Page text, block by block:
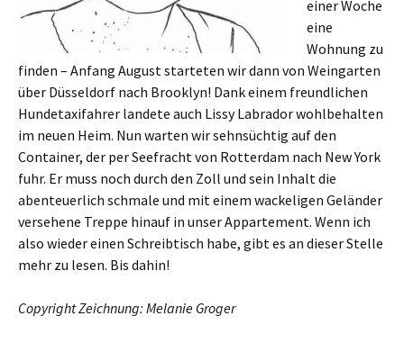
einer Woche
eine
Wohnung zu
finden – Anfang August starteten wir dann von Weingarten
über Düsseldorf nach Brooklyn! Dank einem freundlichen
Hundetaxifahrer landete auch Lissy Labrador wohlbehalten
im neuen Heim. Nun warten wir sehnsüchtig auf den
Container, der per Seefracht von Rotterdam nach New York
fuhr. Er muss noch durch den Zoll und sein Inhalt die
abenteuerlich schmale und mit einem wackeligen Geländer
versehene Treppe hinauf in unser Appartement. Wenn ich
also wieder einen Schreibtisch habe, gibt es an dieser Stelle
mehr zu lesen. Bis dahin!
Copyright Zeichnung: Melanie Groger